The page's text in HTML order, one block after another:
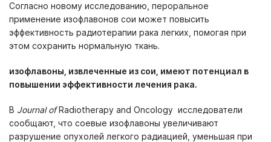
Согласно новому исследованию, пероральное
применение изофлавонов сои может повысить
эффективность радиотерапии рака легких, помогая при
этом сохранить нормальную ткань.
изофлавоны, извлеченные из сои, имеют потенциал в
повышении эффективности лечения рака.
В JournalofRadiotherapy and Oncology исследователи
сообщают, что соевые изофлавоны увеличивают
разрушение опухолей легкого радиацией, уменьшая при